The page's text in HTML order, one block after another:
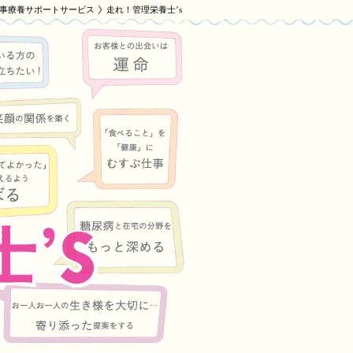
療養サポートサービス 走れ！管理栄養士’s